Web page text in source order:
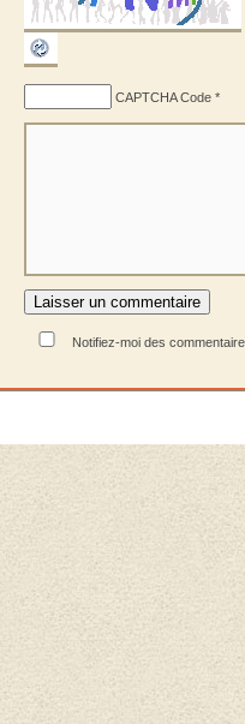
CAPTCHA Code *
Notifiez-moi des